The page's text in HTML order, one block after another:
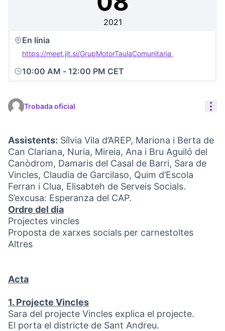
2021
En línia
https://meet.jit.si/GrupMotorTaulaComunitaria
10:00 AM - 12:00 PM CET
Trobada oficial
Assistents: Sílvia Vila d’AREP, Mariona i Berta de
Can Clariana, Nuria, Mireia, Ana i Bru Aguiló del
Canòdrom, Damaris del Casal de Barri, Sara de
Vincles, Claudia de Garcilaso, Quim d’Escola
Ferran i Clua, Elisabteh de Serveis Socials.
S’excusa: Esperanza del CAP.
Ordre del dia
Projectes vincles
Proposta de xarxes socials per carnestoltes
Altres
Acta
1. Projecte Vincles
Sara del projecte Vincles explica el projecte.
El porta el districte de Sant Andreu.